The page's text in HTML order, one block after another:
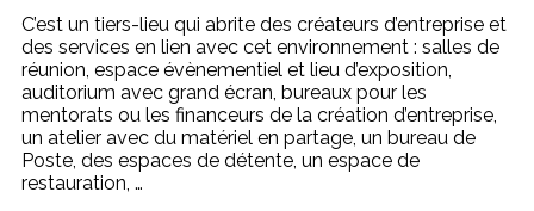
C’est un tiers-lieu qui abrite des créateurs d’entreprise et
des services en lien avec cet environnement : salles de
réunion, espace évènementiel et lieu d’exposition,
auditorium avec grand écran, bureaux pour les
mentorats ou les financeurs de la création d’entreprise,
un atelier avec du matériel en partage, un bureau de
Poste, des espaces de détente, un espace de
restauration, …